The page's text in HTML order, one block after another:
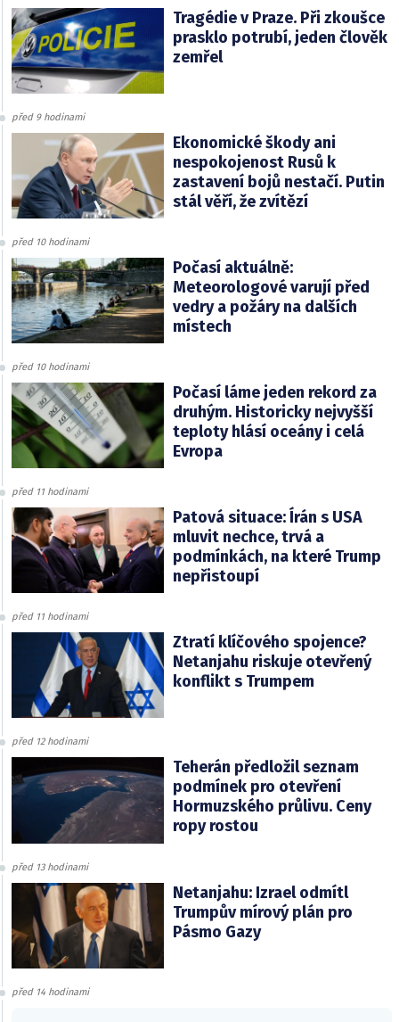
Tragédie v Praze. Při zkoušce
prasklo potrubí, jeden člověk
zemřel
před 9 hodinami
Ekonomické škody ani
nespokojenost Rusů k
zastavení bojů nestačí. Putin
stál věří, že zvítězí
před 10 hodinami
Počasí aktuálně:
Meteorologové varují před
vedry a požáry na dalších
místech
před 10 hodinami
Počasí láme jeden rekord za
druhým. Historicky nejvyšší
teploty hlásí oceány i celá
Evropa
před 11 hodinami
Patová situace: Írán s USA
mluvit nechce, trvá a
podmínkách, na které Trump
nepřistoupí
před 11 hodinami
Ztratí klíčového spojence?
Netanjahu riskuje otevřený
konflikt s Trumpem
před 12 hodinami
Teherán předložil seznam
podmínek pro otevření
Hormuzského průlivu. Ceny
ropy rostou
před 13 hodinami
Netanjahu: Izrael odmítl
Trumpův mírový plán pro
Pásmo Gazy
před 14 hodinami